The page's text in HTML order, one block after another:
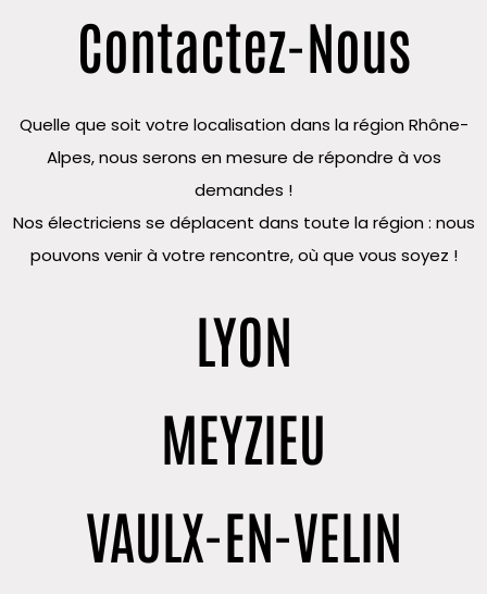
Contactez-Nous
Quelle que soit votre localisation dans la région Rhône-
Alpes, nous serons en mesure de répondre à vos
demandes !
Nos électriciens se déplacent dans toute la région : nous
pouvons venir à votre rencontre, où que vous soyez !
LYON
MEYZIEU
VAULX-EN-VELIN